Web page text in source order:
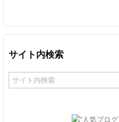
サイト内検索